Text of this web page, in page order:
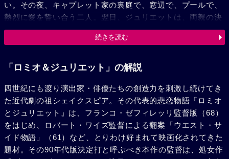
い。その夜、キャプレット家の裏庭で、窓辺で、プールで、
熱烈に愛を誓い合う二人。翌日、ジュリエットは、両親の決
めた許婚を振り切って教会へと向かう。秘密の結婚式に立ち
会ったのは、理解ある神父ロレンス（ピート・ポスルスウェ
起こる。かねてからモンタギュー家を目の敵にしていたキャ
をむく。ジュリエットとの関係を考え、じっと侮辱に耐える
ロミオだったが、見かねたマーキュシオが身代わりのように
ティボルトのナイフで命を落としてしまう。逆上するロミオ
が我に戻ったときにはティボルトを自らの手にかけていた。
ロミオは街を追放となり、二重の失意に暮れるジュリエッ
ト……。同情したロレンス神父が、一計を案じる。薬でジュ
続きを読む
「ロミオ＆ジュリエット」の解説
四世紀にも渡り演出家・俳優たちの創造力を刺激し続けてき
た近代劇の祖シェイクスピア。その代表的悲恋物語『ロミオ
とジュリエット』は、フランコ・ゼフィレッリ監督版（68）
をはじめ、ロバート・ワイズ監督による翻案「ウエスト・サ
イド物語」（61）など、とりわけ好まれて映画化されてきた
題材。その90年代版決定打と呼ぶべき本作の監督は、処女作